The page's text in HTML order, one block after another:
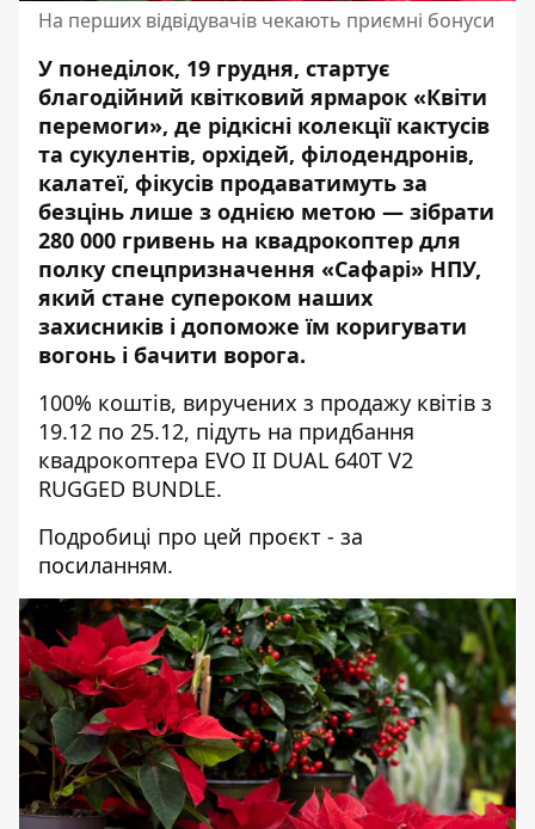
На перших відвідувачів чекають приємні бонуси
У понеділок, 19 грудня, стартує
благодійний квітковий ярмарок «Квіти
перемоги», де рідкісні колекції кактусів
та сукулентів, орхідей, філодендронів,
калатеї, фікусів продаватимуть за
безцінь лише з однією метою — зібрати
280 000 гривень на квадрокоптер для
полку спецпризначення «Сафарі» НПУ,
який стане супероком наших
захисників і допоможе їм коригувати
вогонь і бачити ворога.
100% коштів, виручених з продажу квітів з
19.12 по 25.12, підуть на придбання
квадрокоптера EVO II DUAL 640T V2
RUGGED BUNDLE.
Подробиці про цей проєкт - за
посиланням.